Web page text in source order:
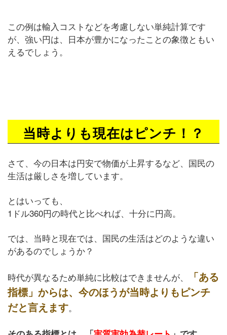
この例は輸入コストなどを考慮しない単純計算です
が、強い円は、日本が豊かになったことの象徴ともい
えるでしょう。
当時よりも現在はピンチ！？
さて、今の日本は円安で物価が上昇するなど、国民の
生活は厳しさを増しています。
とはいっても、
1ドル360円の時代と比べれば、十分に円高。
では、当時と現在では、国民の生活はどのような違い
があるのでしょうか？
時代が異なるため単純に比較はできませんが、
「ある
指標」からは、今のほうが当時よりもピンチ
だと言えます。